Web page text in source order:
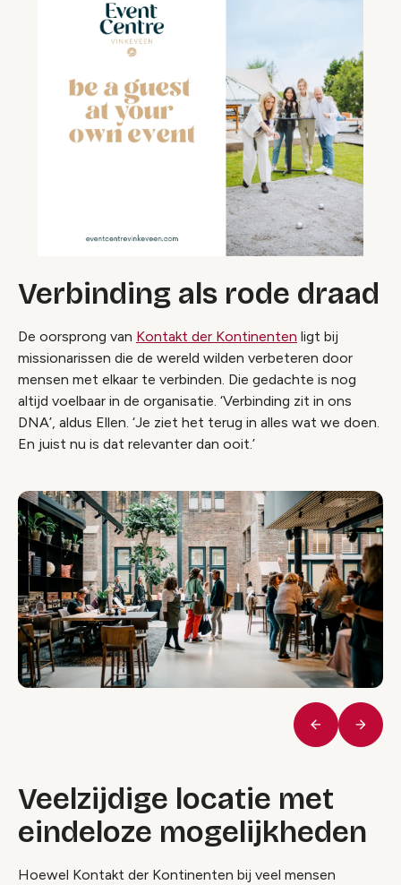
Verbinding als rode draad
De oorsprong van Kontakt der Kontinenten ligt bij
missionarissen die de wereld wilden verbeteren door
mensen met elkaar te verbinden. Die gedachte is nog
altijd voelbaar in de organisatie. ‘Verbinding zit in ons
DNA’, aldus Ellen. ‘Je ziet het terug in alles wat we doen.
En juist nu is dat relevanter dan ooit.’
Vorige
Veelzijdige locatie met
eindeloze mogelijkheden
Hoewel Kontakt der Kontinenten bij veel mensen